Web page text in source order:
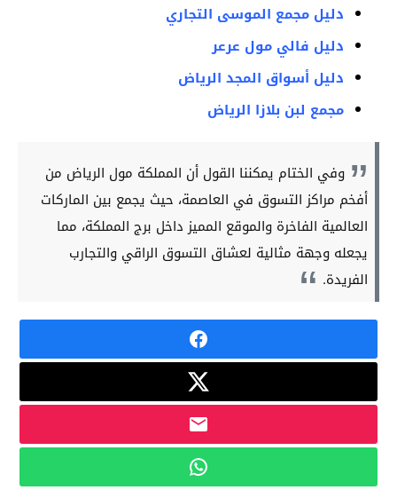
دليل مجمع الموسى التجاري
دليل فالي مول عرعر
دليل أسواق المجد الرياض
مجمع لبن بلازا الرياض
وفي الختام يمكننا القول أن المملكة مول الرياض من
أفخم مراكز التسوق في العاصمة، حيث يجمع بين الماركات
العالمية الفاخرة والموقع المميز داخل برج المملكة، مما
يجعله وجهة مثالية لعشاق التسوق الراقي والتجارب
الفريدة.